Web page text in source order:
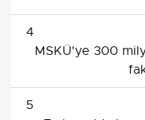
4
MSKÜ'ye 300
5